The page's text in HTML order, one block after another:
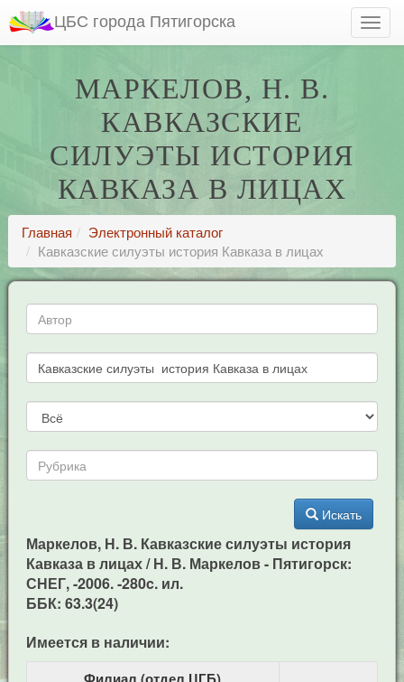
ЦБС города Пятигорска
МАРКЕЛОВ, Н. В.
КАВКАЗСКИЕ
СИЛУЭТЫ ИСТОРИЯ
КАВКАЗА В ЛИЦАХ
Главная
Электронный каталог
Кавказские силуэты история Кавказа в лицах
Искать
Маркелов, Н. В. Кавказские силуэты история
Кавказа в лицах / Н. В. Маркелов - Пятигорск:
СНЕГ, -2006. -280c. ил.
ББК: 63.3(24)
Имеется в наличии: